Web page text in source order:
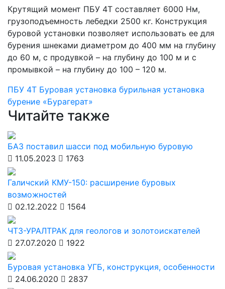
Крутящий момент ПБУ 4Т составляет 6000 Нм,
грузоподъемность лебедки 2500 кг. Конструкция
буровой установки позволяет использовать ее для
бурения шнеками диаметром до 400 мм на глубину
до 60 м, с продувкой – на глубину до 100 м и с
промывкой – на глубину до 100 – 120 м.
ПБУ 4Т Буровая установка бурильная установка
бурение «Бурагерат»
Читайте также
БАЗ поставил шасси под мобильную буровую
11.05.2023
1763
Галичский КМУ-150: расширение буровых
возможностей
02.12.2022
1564
ЧТЗ-УРАЛТРАК для геологов и золотоискателей
27.07.2020
1922
Буровая установка УГБ, конструкция, особенности
24.06.2020
2837